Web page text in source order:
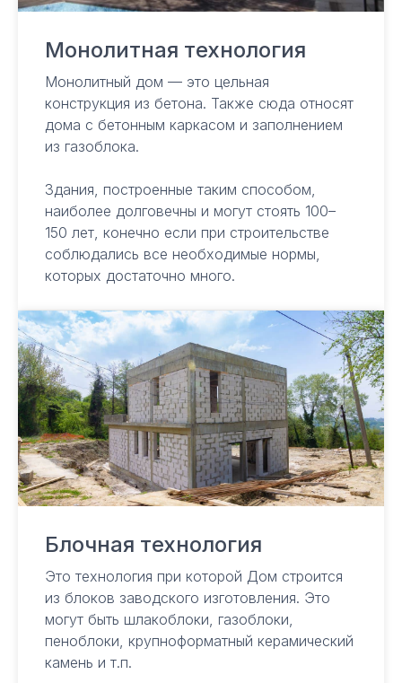
Монолитная технология
Монолитный дом — это цельная
конструкция из бетона. Также сюда относят
дома с бетонным каркасом и заполнением
из газоблока.
Здания, построенные таким способом,
наиболее долговечны и могут стоять 100–
150 лет, конечно если при строительстве
соблюдались все необходимые нормы,
которых достаточно много.
Блочная технология
Это технология при которой Дом строится
из блоков заводского изготовления. Это
могут быть шлакоблоки, газоблоки,
пеноблоки, крупноформатный керамический
камень и т.п.